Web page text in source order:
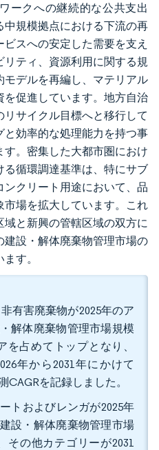
ークへの継続的な公共支出
規模拠点における下流の再
スへの安定した需要を支え
ティ、資源利用に関する規
デルを再編し、マテリアル
を促進しています。地方自治
サイクル目標へと移行して
効率的な処理能力を持つ事
。密集した大都市圏におけ
る循環調達基準は、特にサブ
クリート用途において、品
場を拡大しています。これ
と新興の管轄区域の双方に
設・解体廃棄物管理市場の
す。
有害廃棄物が2025年のア
解体廃棄物管理市場規模
を占めてトップとなり、
年から2031年にかけて
CAGRを記録しました。
トおよびレンガが2025年
設・解体廃棄物管理市場
その他カテゴリーが2031